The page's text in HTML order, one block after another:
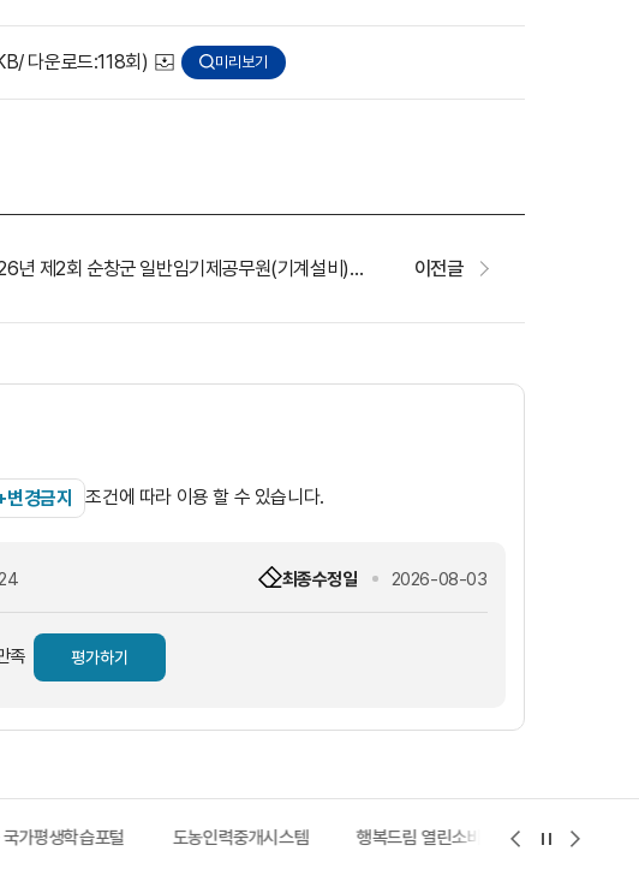
다운로드:118회) 미리보기
2026년 제2회 순창군 일반임기제공무원(기계설비) 임용시험 최종합격자 및 임용후보자 등록요령 공고 이전글
경금지 조건에 따라 이용 할 수 있습니다.
최종수정일 2026-08-03
족 평가하기
가평생학습포털 도농인력중개시스템 행복드림 열린소비자포털 지적측